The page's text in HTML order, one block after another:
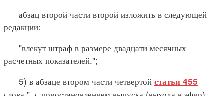
абзац второй части второй изложить в следующей
редакции:
"влекут штраф в размере двадцати месячных
расчетных показателей.";
5) в абзаце втором части четвертой статьи 455